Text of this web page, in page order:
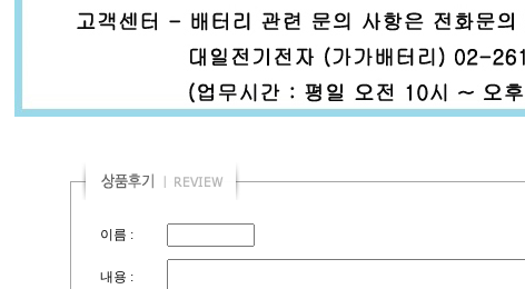
이름 :
내용 :